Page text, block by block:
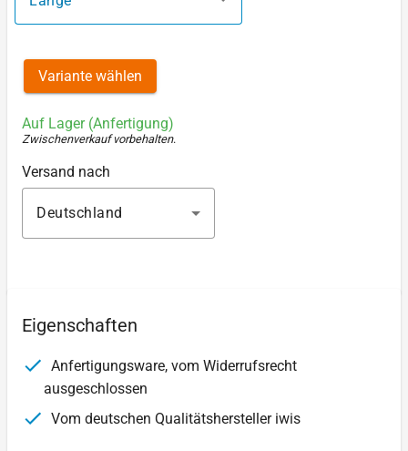
Variante wählen
Auf Lager (Anfertigung)
Zwischenverkauf vorbehalten.
Versand nach
Deutschland
Eigenschaften
Anfertigungsware, vom Widerrufsrecht
ausgeschlossen
Vom deutschen Qualitätshersteller iwis